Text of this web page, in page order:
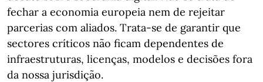
fechar a economia europeia nem de rejeitar
parcerias com aliados. Trata-se de garantir que
sectores críticos não ficam dependentes de
infraestruturas, licenças, modelos e decisões fora
da nossa jurisdição.